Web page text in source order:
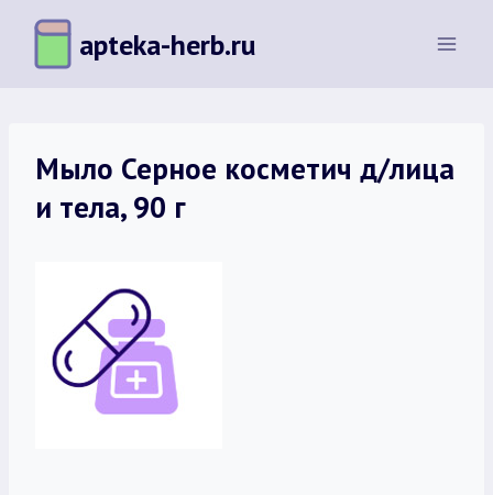
Перейти
содержимому
apteka-herb.ru
Мыло Серное косметич д/лица
и тела, 90 г